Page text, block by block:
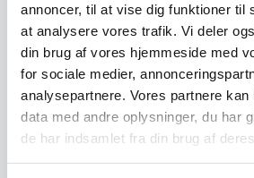
annoncer, til at vise dig funktioner til
at analysere vores trafik. Vi deler
din brug af vores hjemmeside med
for sociale medier,
analysepartnere. Vores partnere
data med andre oplysninger, du har
de har indsamlet fra din brug af
Vi prismatcher - Klik her
Relaterede varer